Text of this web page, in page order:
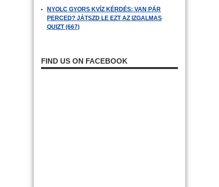
NYOLC GYORS KVÍZ KÉRDÉS: VAN PÁR
PERCED? JÁTSZD LE EZT AZ IZGALMAS
QUIZT (667)
FIND US ON FACEBOOK